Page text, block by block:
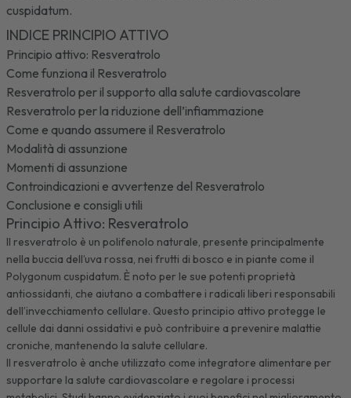
cuspidatum.
INDICE PRINCIPIO ATTIVO
Principio attivo: Resveratrolo
Come funziona il Resveratrolo
Resveratrolo per il supporto alla salute cardiovascolare
Resveratrolo per la riduzione dell’infiammazione
Come e quando assumere il Resveratrolo
Modalità di assunzione
Momenti di assunzione
Controindicazioni e avvertenze del Resveratrolo
Conclusione e consigli utili
Principio Attivo: Resveratrolo
Il resveratrolo è un polifenolo naturale, presente principalmente
nella buccia dell’uva rossa, nei frutti di bosco e in piante come il
Polygonum cuspidatum. È noto per le sue potenti proprietà
antiossidanti, che aiutano a combattere i radicali liberi responsabili
dell’invecchiamento cellulare. Questo principio attivo protegge le
cellule dai danni ossidativi e può contribuire a prevenire malattie
croniche, mantenendo la salute cellulare.
Il resveratrolo è anche utilizzato come integratore alimentare per
supportare la salute cardiovascolare e regolare i processi